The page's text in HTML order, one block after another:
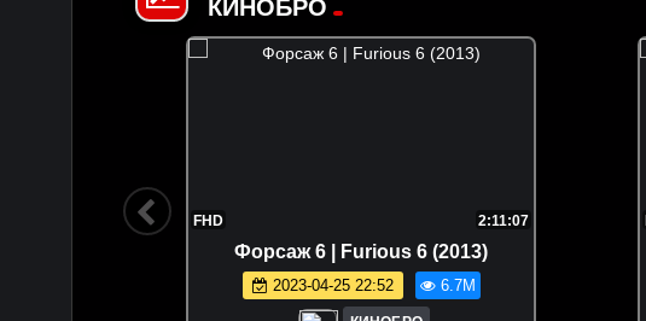
КИНОБРО
FHD 2:11:07
Форсаж 6 | Furious 6 (2013)
2023-04-25 22:52 6.7M